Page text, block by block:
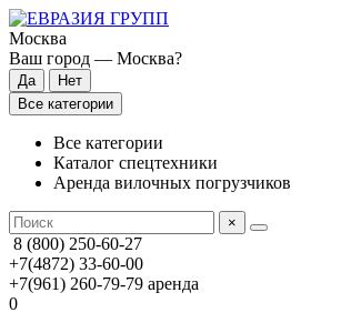
Москва
Ваш город — Москва?
Все категории
Все категории
Каталог спецтехники
Аренда вилочных погрузчиков
×
8 (800) 250-60-27
+7(4872) 33-60-00
+7(961) 260-79-79 аренда
0